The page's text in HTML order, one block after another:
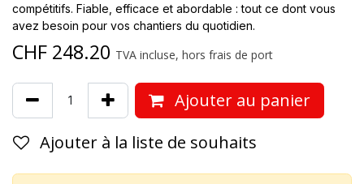
compétitifs. Fiable, efficace et abordable : tout ce dont vous
avez besoin pour vos chantiers du quotidien.
CHF 248.20 TVA incluse, hors frais de port
Ajouter au panier
Ajouter à la liste de souhaits